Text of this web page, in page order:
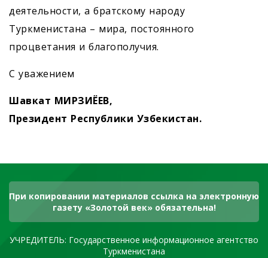
деятельности, а братскому народу
Туркменистана – мира, постоянного
процветания и благополучия.
С уважением
Шавкат МИРЗИЁЕВ,
Президент Республики Узбекистан.
При копировании материалов ссылка на электронную
газету «Золотой век» обязательна!
УЧРЕДИТЕЛЬ: Государственное информационное агентство
Туркменистана